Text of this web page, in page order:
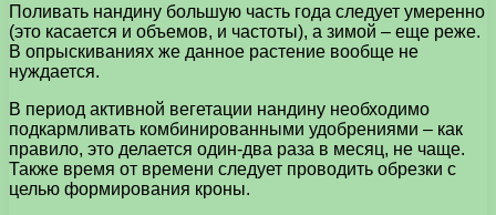
Поливать нандину большую часть года следует умеренно
(это касается и объемов, и частоты), а зимой – еще реже.
В опрыскиваниях же данное растение вообще не
нуждается.
В период активной вегетации нандину необходимо
подкармливать комбинированными удобрениями – как
правило, это делается один-два раза в месяц, не чаще.
Также время от времени следует проводить обрезки с
целью формирования кроны.